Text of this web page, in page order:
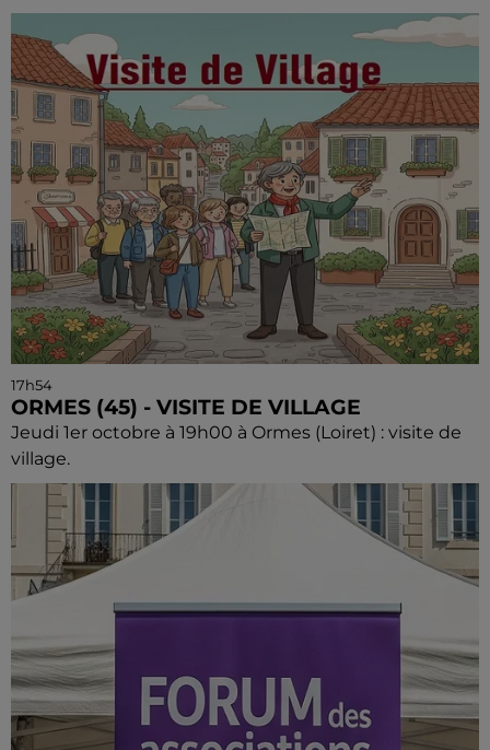
17h54
ORMES (45) - VISITE DE VILLAGE
Jeudi 1er octobre à 19h00 à Ormes (Loiret) : visite de
village.